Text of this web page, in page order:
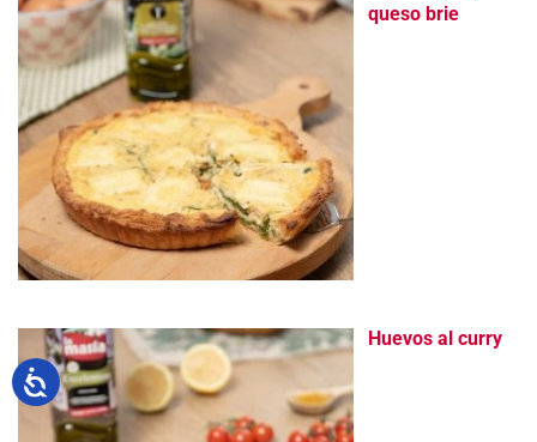
queso brie
Huevos al curry